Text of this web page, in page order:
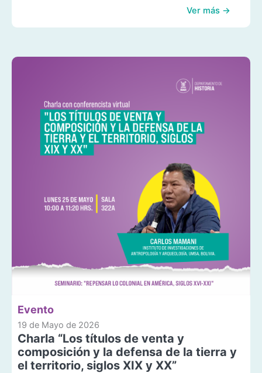
Ver más →
Evento
19 de Mayo de 2026
Charla “Los títulos de venta y
composición y la defensa de la tierra y
el territorio, siglos XIX y XX”